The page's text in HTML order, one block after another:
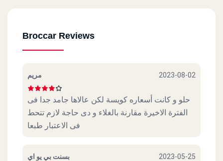
Broccar Reviews
مريم 2023-08-02
حلو و كانت أسعاره كويسة لكن عالاها جامد جدا فى
الفترة الاخيرة مقارنة بالغلاء و دى حاجة لازم تتحط
فى الاعتبار طبعا
بسنت بي يو اي 2023-05-25